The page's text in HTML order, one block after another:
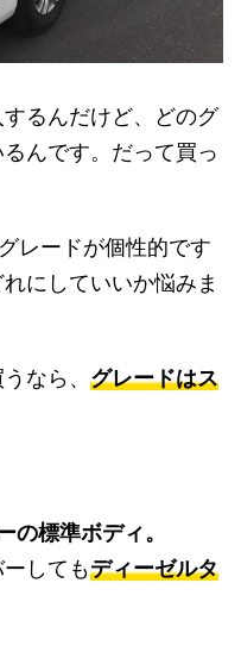
するんだけど、どのグ
んです。だって買っ
レードが個性的です
にしていいか悩みま
なら、 グレードはス
の標準ボディ。
してもディーゼルタ